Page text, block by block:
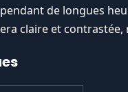
de longues
claire et